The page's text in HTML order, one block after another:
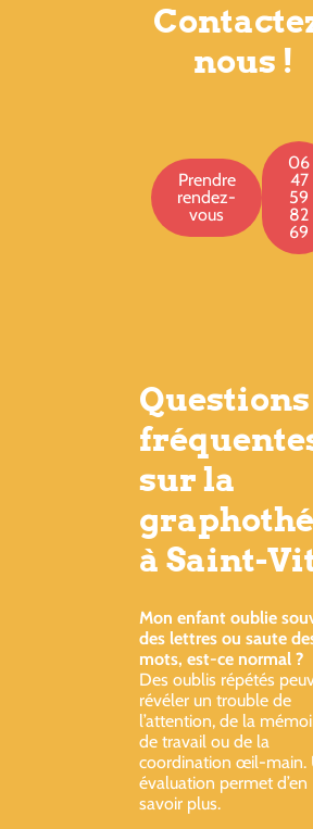
nous !
Prendre
rendez-
vous
06
47
59
82
69
Questions
sur la
à Saint-
Mon enfant oublie
des lettres ou saute
mots, est-ce normal ?
Des oublis répétés
révéler un trouble de
l’attention, de la
de travail ou de la
coordination œil-main.
évaluation permet d’en
savoir plus.